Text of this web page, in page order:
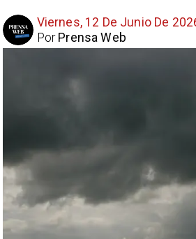
Viernes, 12 De Junio De
Prensa Web
Por